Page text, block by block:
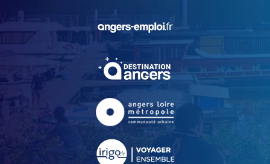
, Ouvre une nouvelle
, Ouvre une nouvelle